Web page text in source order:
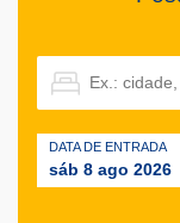
DATA DE ENTRADA
sáb 8 ago 2026